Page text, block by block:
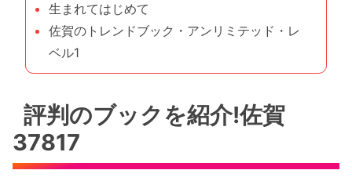
生まれてはじめて
佐賀のトレンドブック・アンリミテッド・レ
ベル1
評判のブックを紹介!佐賀
37817